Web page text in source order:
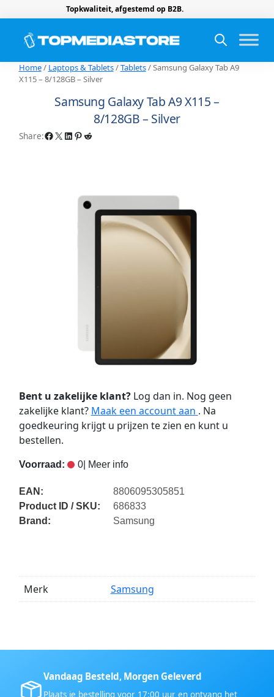
Topkwaliteit, afgestemd op B2B.
Home/ Laptops & Tablets/Tablets/ Samsung Galaxy Tab A9
X115 – 8/128GB – Silver
Samsung Galaxy Tab A9 X115 –
8/128GB – Silver
Share:Facebook X LinkedIn Pinterest Reddit
Bent u zakelijke klant?Log dan in. Nog geen
zakelijke klant? Maak een account aan . Na
goedkeuring krijgt u prijzen te zien en kunt u
bestellen.
Voorraad: 0| Meer info
EAN:
8806095305851
Product ID / SKU:
686833
Brand:
Samsung
Merk Samsung
Vandaag Besteld, Morgen Geleverd
Plaats je bestelling voor 17:00 uur en ontvang het